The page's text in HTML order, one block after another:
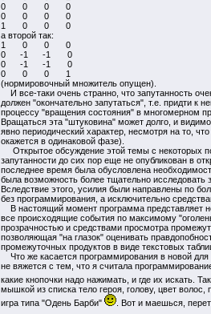
0 0 0 0
0 0 0 0
1 0 0 0
а второй так:
1 0 0 0
0 -1 -1 0
0 -1 -1 0
0 0 0 1
(нормировочный множитель опущен).
И все-таки очень странно, что запутанность
должен "окончательно запутаться", т.е. придти к
процессу "вращения состояния" в многомерном
Вращаться эта "штуковина" может долго, и
явно периодический характер, несмотря на то,
окажется в одинаковой фазе).
Открытое обсуждение этой темы с некоторых
запутанности до сих пор еще не опубликован в
последнее время была обусловлена
была возможность более тщательно исследовать
Вследствие этого, усилия были направлены по
без программирования, а исключительно
В настоящий момент программа представляет
все происходящие события по максимому
прозрачностью и средствами просмотра
позволяющая "на глазок" оценивать
промежуточных продуктов в виде текстовых
Что же касается программирования в новой для
не вяжется с тем, что я считала
какие кнопочки надо нажимать, и где их искать.
мышкой из списка тело героя, голову, цвет
игра типа "Одень Барби"
. Вот и маешься,